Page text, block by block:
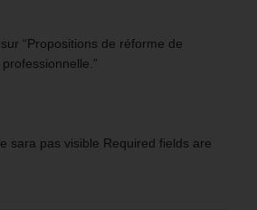
“Propositions de réforme de
sara pas visible Required fields are